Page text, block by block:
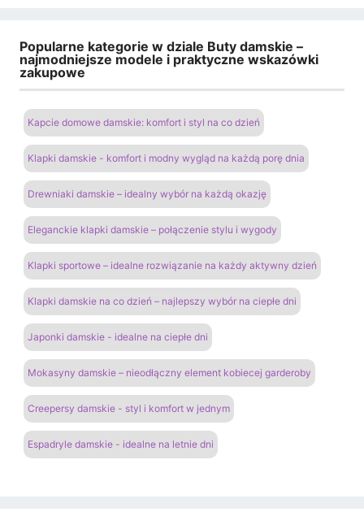
Popularne kategorie w dziale Buty damskie –
najmodniejsze modele i praktyczne wskazówki
zakupowe
Kapcie domowe damskie: komfort i styl na co dzień
Klapki damskie - komfort i modny wygląd na każdą porę dnia
Drewniaki damskie – idealny wybór na każdą okazję
Eleganckie klapki damskie – połączenie stylu i wygody
Klapki sportowe – idealne rozwiązanie na każdy aktywny dzień
Klapki damskie na co dzień – najlepszy wybór na ciepłe dni
Japonki damskie - idealne na ciepłe dni
Mokasyny damskie – nieodłączny element kobiecej garderoby
Creepersy damskie - styl i komfort w jednym
Espadryle damskie - idealne na letnie dni